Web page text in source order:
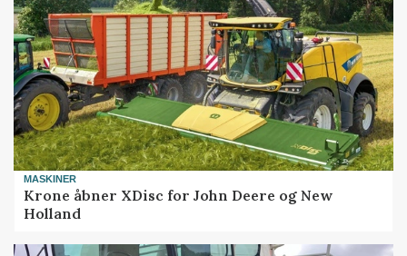
MASKINER
Krone åbner XDisc for John Deere og New
Holland